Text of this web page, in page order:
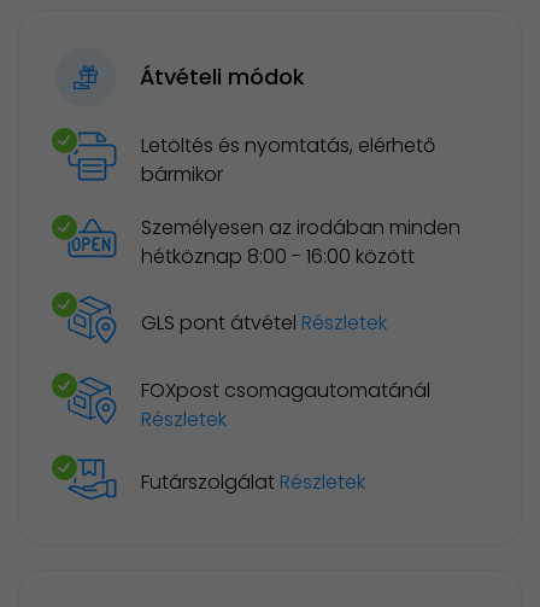
Átvételi módok
Letöltés és nyomtatás, elérhető
bármikor
Személyesen az irodában minden
hétköznap 8:00 - 16:00 között
GLS pont átvétel Részletek
FOXpost csomagautomatánál
Részletek
Futárszolgálat Részletek